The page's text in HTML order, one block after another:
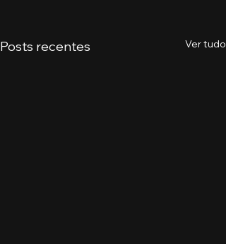
Posts recentes Ver tudo